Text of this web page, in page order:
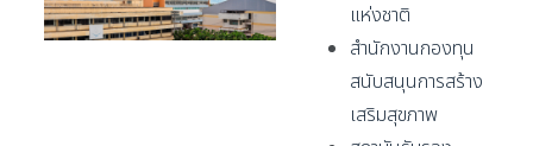
แห่งชาติ
สำนักงานกองทุน
สนับสนุนการสร้าง
เสริมสุขภาพ